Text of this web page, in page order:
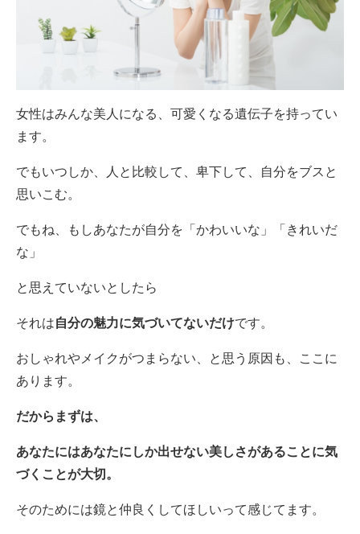
女性はみんな美人になる、可愛くなる遺伝子を持ってい
ます。
でもいつしか、人と比較して、卑下して、自分をブスと
思いこむ。
でもね、もしあなたが自分を「かわいいな」「きれいだ
な」
と思えていないとしたら
それは自分の魅力に気づいてないだけです。
おしゃれやメイクがつまらない、と思う原因も、ここに
あります。
だからまずは、
あなたにはあなたにしか出せない美しさがあることに気
づくことが大切。
そのためには鏡と仲良くしてほしいって感じてます。